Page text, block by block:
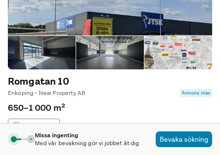
Romgatan 10
Enköping • New Property AB Annons max
650–1 000 m²
Butikslokal
Missa ingenting
Med vår bevakning gör vi jobbet åt dig
Bevaka sökning